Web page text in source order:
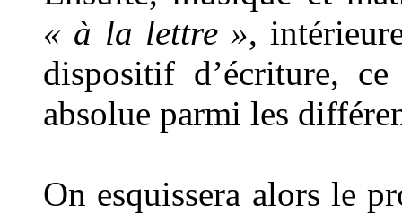
« à la lettre »,
dispositif d’écriture,
absolue parmi les
On esquissera alors le